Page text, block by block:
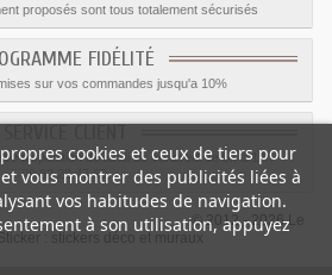
proposés sont tous totalement sécurisés
FIDÉLITÉ
sur vos commandes jusqu'a 10%
disposition du lundi au vendredi de 8h à 17h
09.82.28.47.69.
© 2012 - 2026 Le
:
stickers déco et muraux
cookies et ceux de tiers pour
vous montrer des publicités liées à
vos habitudes de navigation.
à son utilisation, appuyez